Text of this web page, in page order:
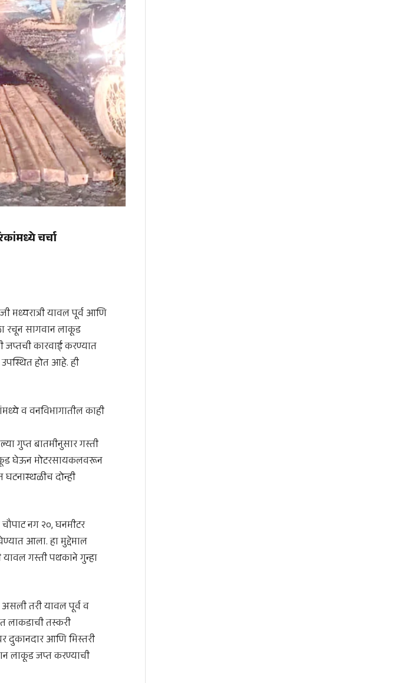
चर्चा
मध्यरात्री यावल पूर्व आणि
रचून सागवान लाकूड
जप्तची कारवाई करण्यात
होत आहे. ही
व वनविभागातील काही
गुप्त बातमीनुसार गस्ती
घेऊन मोटरसायकलवरून
दोन्ही
नग २०, घनमीटर
आला. हा मुद्देमाल
गस्ती पथकाने गुन्हा
तरी यावल पूर्व व
लाकडाची तस्करी
दुकानदार आणि मिस्तरी
लाकूड जप्त करण्याची